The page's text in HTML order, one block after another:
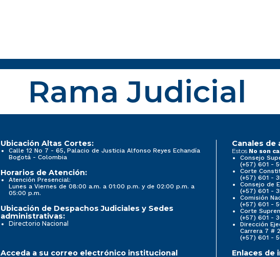
Rama Judicial
Ubicación Altas Cortes:
Calle 12 No 7 - 65, Palacio de Justicia Alfonso Reyes Echandía
Bogotá - Colombia
Horarios de Atención:
Atención Presencial:
Lunes a Viernes de 08:00 a.m. a 01:00 p.m. y de 02:00 p.m. a
05:00 p.m.
Ubicación de Despachos Judiciales y Sedes
administrativas:
Directorio Nacional
Canales de
Estos No son
Consejo
(+57) 601 -
Corte
(+57) 601 -
Consejo de
(+57) 601 -
Comisión
(+57) 601 -
Corte
(+57) 601 -
Dirección
Carrera 7 #
(+57) 601 -
Acceda a su correo electrónico institucional Enlaces de